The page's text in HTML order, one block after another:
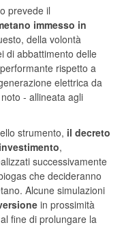
prevede il
immesso in
della volontà
di abbattimento delle
rispetto a
elettrica da
- allineata agli
strumento, il decreto
,
successivamente
che decideranno
Alcune simulazioni
in prossimità
fine di prolungare la